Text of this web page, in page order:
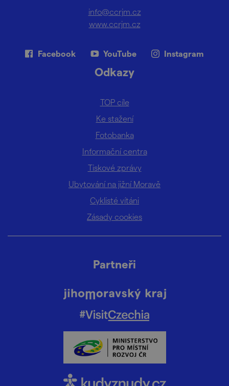
info@ccrjm.cz
www.ccrjm.cz
Facebook YouTube Instagram
Odkazy
TOP cíle
Ke stažení
Fotobanka
Informační centra
Tiskové zprávy
Ubytování na jižní Moravě
Cyklisté vítáni
Zásady cookies
Partneři